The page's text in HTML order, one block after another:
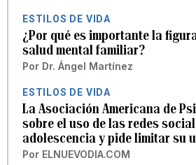
ESTILOS DE VIDA
¿Por qué es importante la
salud mental familiar?
Por Dr. Ángel Martínez
ESTILOS DE VIDA
La Asociación Americana de
sobre el uso de las redes
adolescencia y pide limitar su
Por ELNUEVODIA.COM